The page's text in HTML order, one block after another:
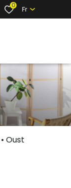
0
Fr
Oust